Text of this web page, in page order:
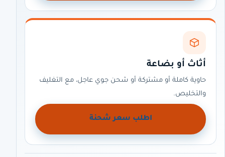
أثاث أو بضاعة
حاوية كاملة أو مشتركة أو شحن جوي عاجل، مع التغليف
والتخليص.
اطلب سعر شحنة